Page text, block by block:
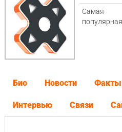
Самая
популярная
Био Новости Факты
Интервью Связи